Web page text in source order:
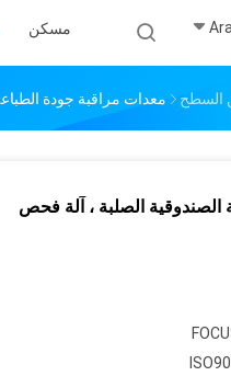
مسكن
السطح معدات مراقبة جودة
الصندوقية الصلبة ، آلة فحص